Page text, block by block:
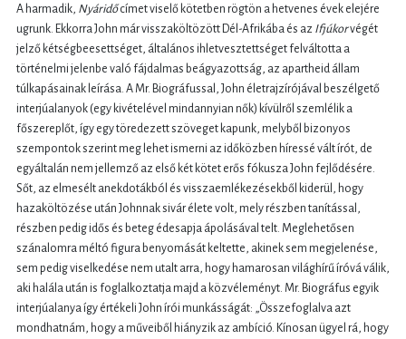
A harmadik, Nyáridőcímet viselő kötetben rögtön a hetvenes évek elejére
ugrunk. Ekkorra John már visszaköltözött Dél-Afrikába és az Ifjúkorvégét
jelző kétségbeesettséget, általános ihletvesztettséget felváltotta a
történelmi jelenbe való fájdalmas beágyazottság, az apartheid állam
túlkapásainak leírása. A Mr. Biográfussal, John életrajzírójával beszélgető
interjúalanyok (egy kivételével mindannyian nők) kívülről szemlélik a
főszereplőt, így egy töredezett szöveget kapunk, melyből bizonyos
szempontok szerint meg lehet ismerni az időközben híressé vált írót, de
egyáltalán nem jellemző az első két kötet erős fókusza John fejlődésére.
Sőt, az elmesélt anekdotákból és visszaemlékezésekből kiderül, hogy
hazaköltözése után Johnnak sivár élete volt, mely részben tanítással,
részben pedig idős és beteg édesapja ápolásával telt. Meglehetősen
szánalomra méltó figura benyomását keltette, akinek sem megjelenése,
sem pedig viselkedése nem utalt arra, hogy hamarosan világhírű íróvá válik,
aki halála után is foglalkoztatja majd a közvéleményt. Mr. Biográfus egyik
interjúalanya így értékeli John írói munkásságát: „Összefoglalva azt
mondhatnám, hogy a műveiből hiányzik az ambíció. Kínosan ügyel rá, hogy